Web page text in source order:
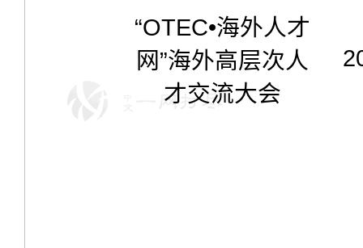
“OTEC•海外人才
网”海外高层次人
才交流大会